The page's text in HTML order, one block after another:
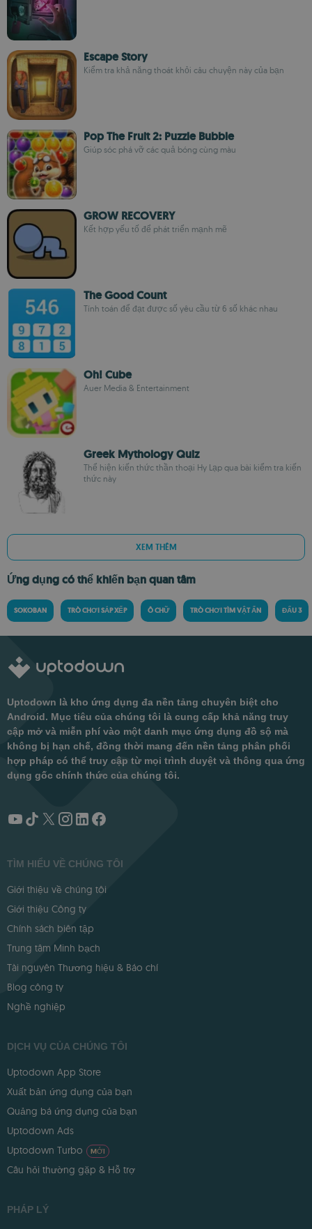
Escape Story
Kiểm tra khả năng thoát khỏi câu chuyện này của bạn
Pop The Fruit 2: Puzzle Bubble
Giúp sóc phá vỡ các quả bóng cùng màu
GROW RECOVERY
Kết hợp yếu tố để phát triển mạnh mẽ
The Good Count
Tính toán để đạt được số yêu cầu từ 6 số khác nhau
Oh! Cube
Auer Media & Entertainment
Greek Mythology Quiz
Thể hiện kiến thức thần thoại Hy Lạp qua bài kiểm tra kiến
thức này
XEM THÊM
Ứng dụng có thể khiến bạn quan tâm
SOKOBAN TRÒ CHƠI SẮP XẾP Ô CHỮ TRÒ CHƠI TÌM VẬT ẨN ĐẤU 3
Uptodown là kho ứng dụng đa nền tảng chuyên biệt cho
Android. Mục tiêu của chúng tôi là cung cấp khả năng truy
cập mở và miễn phí vào một danh mục ứng dụng đồ sộ mà
không bị hạn chế, đồng thời mang đến nền tảng phân phối
hợp pháp có thể truy cập từ mọi trình duyệt và thông qua ứng
dụng gốc chính thức của chúng tôi.
TÌM HIỂU VỀ CHÚNG TÔI
Giới thiệu về chúng tôi
Giới thiệu Công ty
Chính sách biên tập
Trung tâm Minh bạch
Tài nguyên Thương hiệu & Báo chí
Blog công ty
Nghề nghiệp
DỊCH VỤ CỦA CHÚNG TÔI
Uptodown App Store
Xuất bản ứng dụng của bạn
Quảng bá ứng dụng của bạn
Uptodown Ads
Uptodown Turbo
MỚI
Câu hỏi thường gặp & Hỗ trợ
PHÁP LÝ